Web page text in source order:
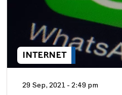
INTERNET
29 Sep, 2021 - 2:49 pm